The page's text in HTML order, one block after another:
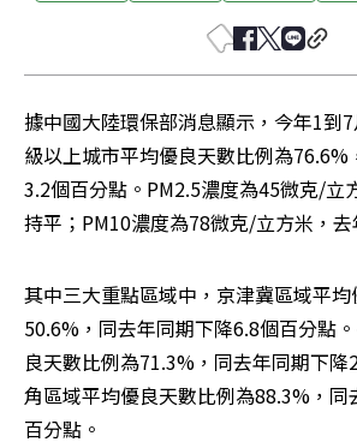
據中國大陸環保部消息顯示，今年1到
級以上城市平均優良天數比例為76.6%
3.2個百分點。PM2.5濃度為45微克/立
持平；PM10濃度為78微克/立方米，去
其中三大重點區域中，京津冀區域平
50.6%，同去年同期下降6.8個百分點
良天數比例為71.3%，同去年同期下降
角區域平均優良天數比例為88.3%，同
百分點。